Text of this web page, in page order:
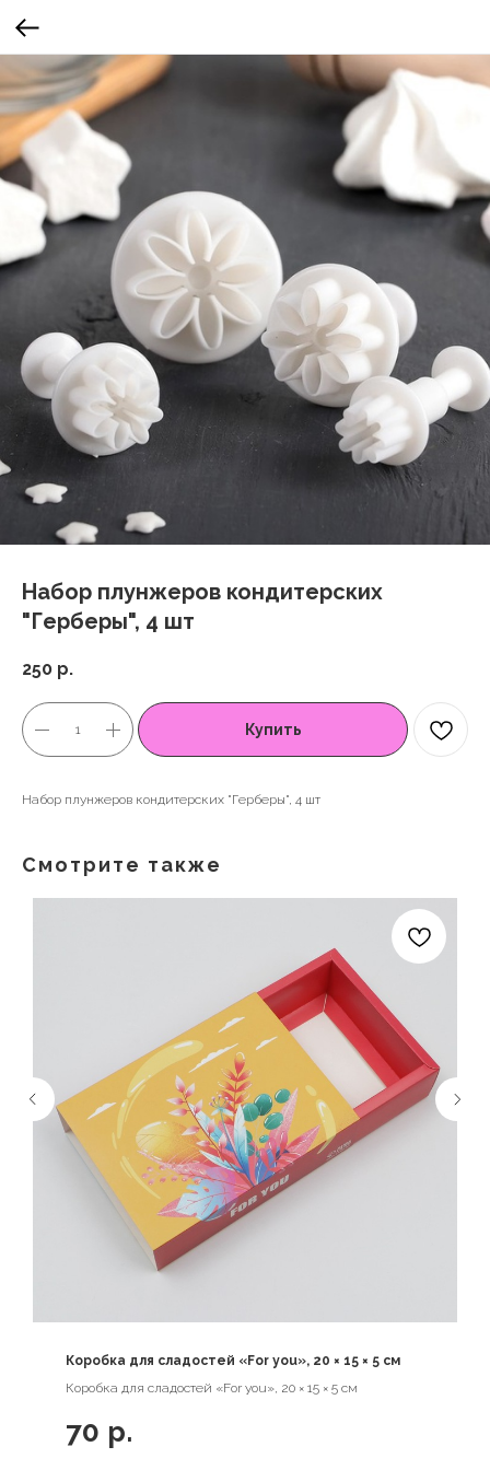
Набор плунжеров кондитерских
"Герберы", 4 шт
250 р.
Купить
Набор плунжеров кондитерских "Герберы", 4 шт
Смотрите также
Коробка для сладостей «For you», 20 × 15 × 5 см
Коробка для сладостей «For you», 20 × 15 × 5 см
70 р.